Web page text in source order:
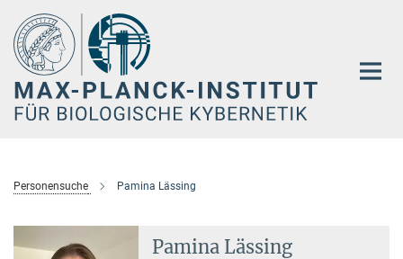
Hauptinhalt
Personensuche Pamina Lässing
Pamina Lässing